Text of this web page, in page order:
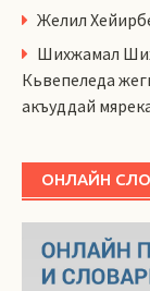
Желил
Шихжамал
Кьвепеледа
акъуддай
ОНЛАЙН